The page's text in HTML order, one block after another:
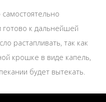
готово к дальнейшей
растапливать, так как
крошке в виде капель,
будет вытекать.